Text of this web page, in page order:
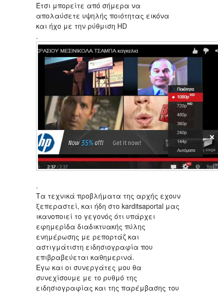
Έτσι μπορείτε από σήμερα να
απολαύσετε υψηλής ποιότητας εικόνα
και ήχο με την ρύθμιση HD
.
.
Τα τεχνικά προβλήματα της αρχής εχουν
ξεπεραστεί, και ήδη στο karditsaportal μας
ικανοποιεί το γεγονός ότι υπάρχει
εφημερίδα διαδικτυακής πύλης
ενημέρωσης με ρεπορτάζ και
αστιγμάτιστη ειδησιογραφία που
επιβραβεύεται καθημερινά.
Εγω και οι συνεργάτες μου θα
συνεχίσουμε με το ρυθμό της
ειδησιογραφίας και της παρέμβασης του